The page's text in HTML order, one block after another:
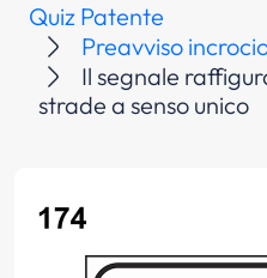
Quiz Patente
Preavviso
Il segnale
strade a senso unico